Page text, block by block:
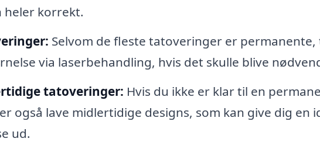
heler korrekt.
Selvom de fleste tatoveringer er
via laserbehandling, hvis det skulle blive
tatoveringer: Hvis du ikke er klar til en
også lave midlertidige designs, som kan give dig en
ud.